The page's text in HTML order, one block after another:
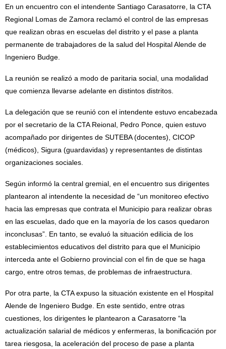
En un encuentro con el intendente Santiago Carasatorre, la CTA
Regional Lomas de Zamora reclamó el control de las empresas
que realizan obras en escuelas del distrito y el pase a planta
permanente de trabajadores de la salud del Hospital Alende de
Ingeniero Budge.
La reunión se realizó a modo de paritaria social, una modalidad
que comienza llevarse adelante en distintos distritos.
La delegación que se reunió con el intendente estuvo encabezada
por el secretario de la CTA Reional, Pedro Ponce, quien estuvo
acompañado por dirigentes de SUTEBA (docentes), CICOP
(médicos), Sigura (guardavidas) y representantes de distintas
organizaciones sociales.
Según informó la central gremial, en el encuentro sus dirigentes
plantearon al intendente la necesidad de “un monitoreo efectivo
hacia las empresas que contrata el Municipio para realizar obras
en las escuelas, dado que en la mayoría de los casos quedaron
inconclusas”. En tanto, se evaluó la situación edilicia de los
establecimientos educativos del distrito para que el Municipio
interceda ante el Gobierno provincial con el fin de que se haga
cargo, entre otros temas, de problemas de infraestructura.
Por otra parte, la CTA expuso la situación existente en el Hospital
Alende de Ingeniero Budge. En este sentido, entre otras
cuestiones, los dirigentes le plantearon a Carasatorre “la
actualización salarial de médicos y enfermeras, la bonificación por
tarea riesgosa, la aceleración del proceso de pase a planta